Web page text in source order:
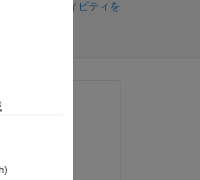
ンしてアクティビティを
10 日